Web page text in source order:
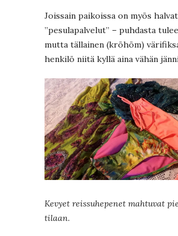
Joissain paikoissa on myös halvat
”pesulapalvelut” – puhdasta
mutta tällainen (kröhöm)
henkilö niitä kyllä aina vähän
Kevyet reissuhepenet mahtuvat
tilaan.